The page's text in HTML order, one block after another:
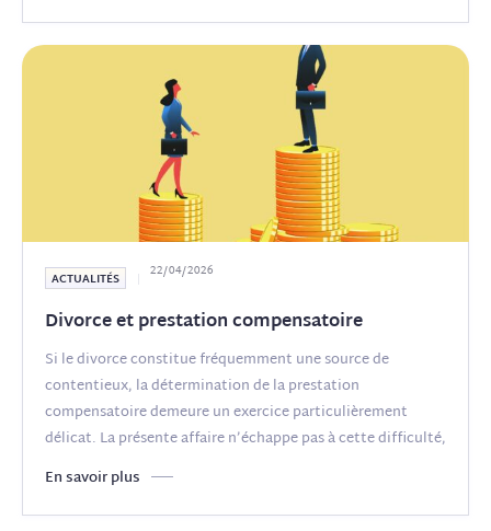
ACTUALITÉS 22/04/2026
Divorce et prestation compensatoire
Si le divorce constitue fréquemment une source de
contentieux, la détermination de la prestation
compensatoire demeure un exercice particulièrement
délicat. La présente affaire n’échappe pas à cette difficulté,
des époux
(...)
En savoir plus